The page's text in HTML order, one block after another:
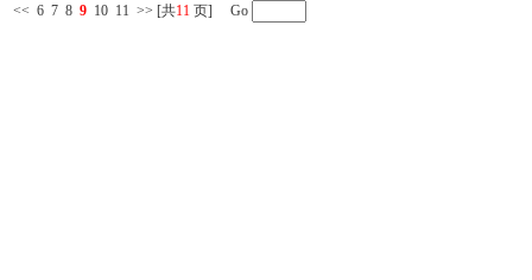
<< 6 7 8 9 10 11 >> [共11 页] Go